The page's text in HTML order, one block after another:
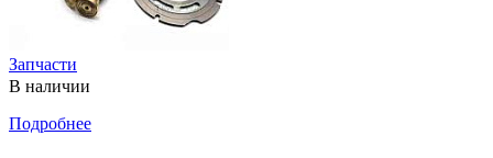
Запчасти
В наличии
Подробнее